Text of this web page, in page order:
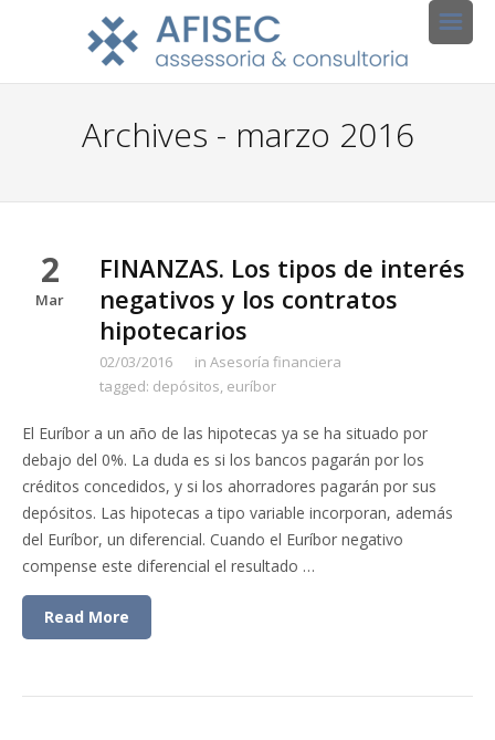
Archives - marzo 2016
2
Mar
FINANZAS. Los tipos de interés
negativos y los contratos
hipotecarios
02/03/2016 in Asesoría financiera
tagged: depósitos, euríbor
El Euríbor a un año de las hipotecas ya se ha situado por
debajo del 0%. La duda es si los bancos pagarán por los
créditos concedidos, y si los ahorradores pagarán por sus
depósitos. Las hipotecas a tipo variable incorporan, además
del Euríbor, un diferencial. Cuando el Euríbor negativo
compense este diferencial el resultado …
Read More